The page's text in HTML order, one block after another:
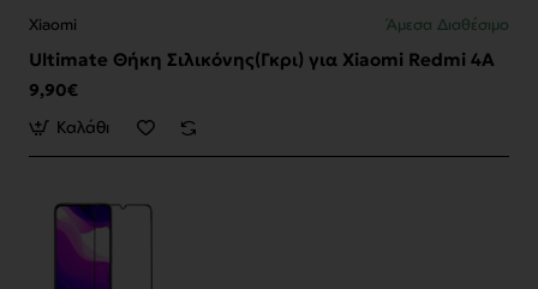
Xiaomi Άμεσα Διαθέσιμο
Ultimate Θήκη Σιλικόνης(Γκρι) για Xiaomi Redmi 4A
9,90€
Καλάθι